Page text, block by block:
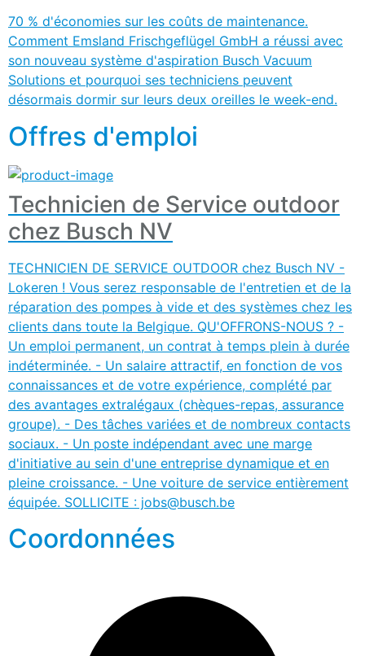
70 % d'économies sur les coûts de maintenance.
Comment Emsland Frischgeflügel GmbH a réussi avec
son nouveau système d'aspiration Busch Vacuum
Solutions et pourquoi ses techniciens peuvent
désormais dormir sur leurs deux oreilles le week-end.
Offres d'emploi
Technicien de Service outdoor
chez Busch NV
TECHNICIEN DE SERVICE OUTDOOR chez Busch NV -
Lokeren ! Vous serez responsable de l'entretien et de la
réparation des pompes à vide et des systèmes chez les
clients dans toute la Belgique. QU'OFFRONS-NOUS ? -
Un emploi permanent, un contrat à temps plein à durée
indéterminée. - Un salaire attractif, en fonction de vos
connaissances et de votre expérience, complété par
des avantages extralégaux (chèques-repas, assurance
groupe). - Des tâches variées et de nombreux contacts
sociaux. - Un poste indépendant avec une marge
d'initiative au sein d'une entreprise dynamique et en
pleine croissance. - Une voiture de service entièrement
équipée. SOLLICITE : jobs@busch.be
Coordonnées